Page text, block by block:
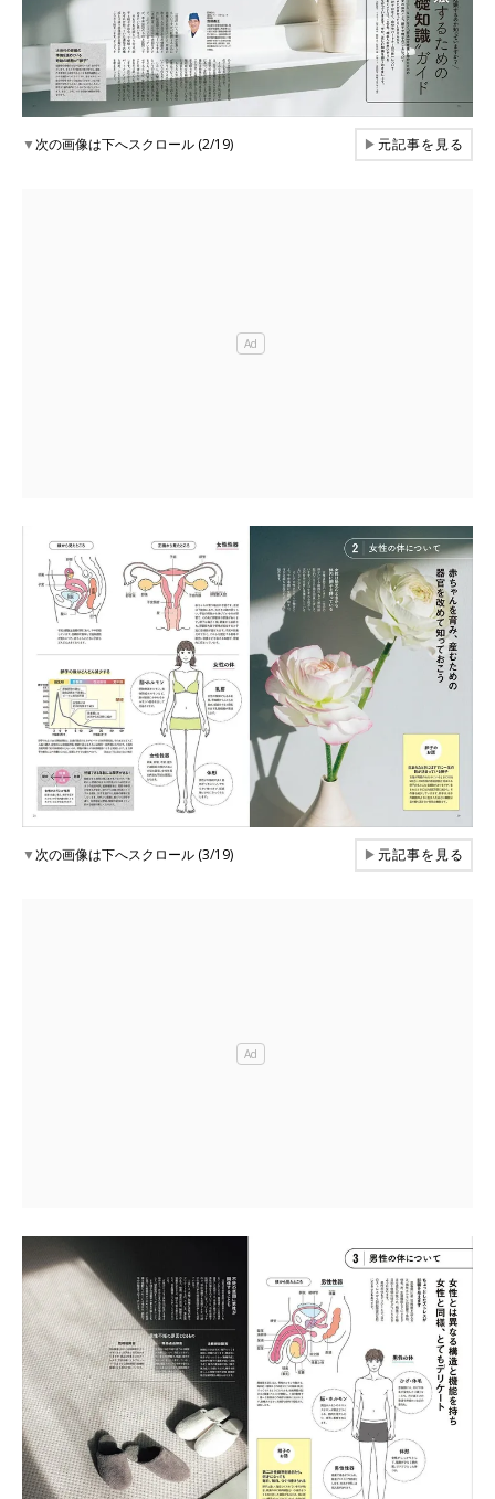
▼次の画像は下へスクロール (2/19) ▶元記事を見る
▼次の画像は下へスクロール (3/19) ▶元記事を見る